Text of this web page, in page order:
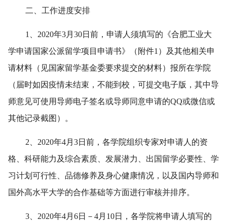
二、工作进度安排
1、2020年3月30日前，申请人须填写的《合肥工业大
学申请国家公派留学项目申请书》（附件1）及其他相关申
请材料（见国家留学基金委要求提交的材料）报所在学院
（届时如因疫情未结束，不能到校，可提交电子版，其中导
师意见可使用导师电子签名或导师同意申请的QQ或微信或
其他记录截图）。
2、2020年4月3日前，各学院组织专家对申请人的资
格、科研能力及综合素质、发展潜力、出国留学必要性、学
习计划可行性、品德修养及身心健康情况，以及国内导师和
国外高水平大学的合作基础等方面进行审核并排序。
3、2020年4月6日－4月10日，各学院将申请人填写的